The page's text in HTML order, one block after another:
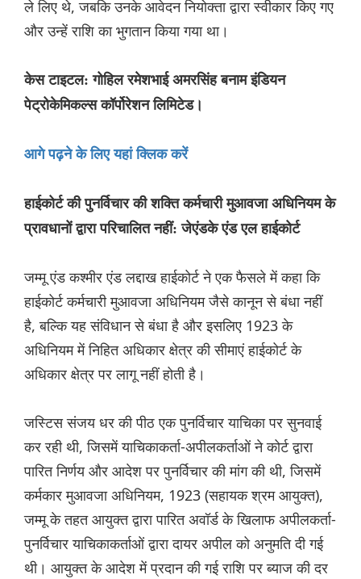
ले लिए थे, जबकि उनके आवेदन नियोक्ता द्वारा स्वीकार किए गए
और उन्हें राशि का भुगतान किया गया था।
केस टाइटल: गोहिल रमेशभाई अमरसिंह बनाम इंडियन
पेट्रोकेमिकल्स कॉर्पोरेशन लिमिटेड।
आगे पढ़ने के लिए यहां क्लिक करें
हाईकोर्ट की पुनर्विचार की शक्ति कर्मचारी मुआवजा अधिनियम के
प्रावधानों द्वारा परिचालित नहीं: जेएंडके एंड एल हाईकोर्ट
जम्मू एंड कश्मीर एंड लद्दाख हाईकोर्ट ने एक फैसले में कहा कि
हाईकोर्ट कर्मचारी मुआवजा अधिनियम जैसे कानून से बंधा नहीं
है, बल्कि यह संविधान से बंधा है और इसलिए 1923 के
अधिनियम में निहित अधिकार क्षेत्र की सीमाएं हाईकोर्ट के
अधिकार क्षेत्र पर लागू नहीं होती है।
जस्टिस संजय धर की पीठ एक पुनर्विचार याचिका पर सुनवाई
कर रही थी, जिसमें याचिकाकर्ता-अपीलकर्ताओं ने कोर्ट द्वारा
पारित निर्णय और आदेश पर पुनर्विचार की मांग की थी, जिसमें
कर्मकार मुआवजा अधिनियम, 1923 (सहायक श्रम आयुक्त),
जम्‍मू के तहत आयुक्त द्वारा पारित अवॉर्ड के खिलाफ अपीलकर्ता-
पुनर्विचार याचिकाकर्ताओं द्वारा दायर अपील को अनुमति दी गई
थी। आयुक्त के आदेश में प्रदान की गई राशि पर ब्याज की दर